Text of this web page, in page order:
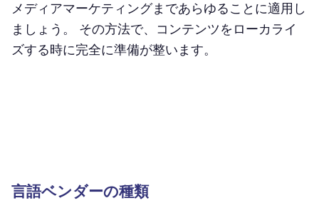
メディアマーケティングまであらゆることに適用し
ましょう。 その方法で、コンテンツをローカライ
ズする時に完全に準備が整います。
言語ベンダーの種類